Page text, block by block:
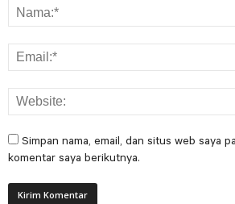
Simpan nama, email, dan situs web saya
komentar saya berikutnya.